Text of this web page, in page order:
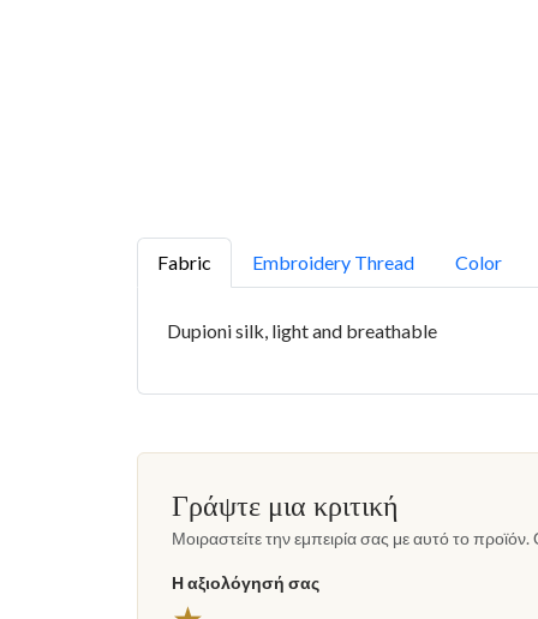
Fabric Embroidery Thread Color
Dupioni silk, light and breathable
Γράψτε μια κριτική
Μοιραστείτε την εμπειρία σας με αυτό το προϊόν.
Η αξιολόγησή σας